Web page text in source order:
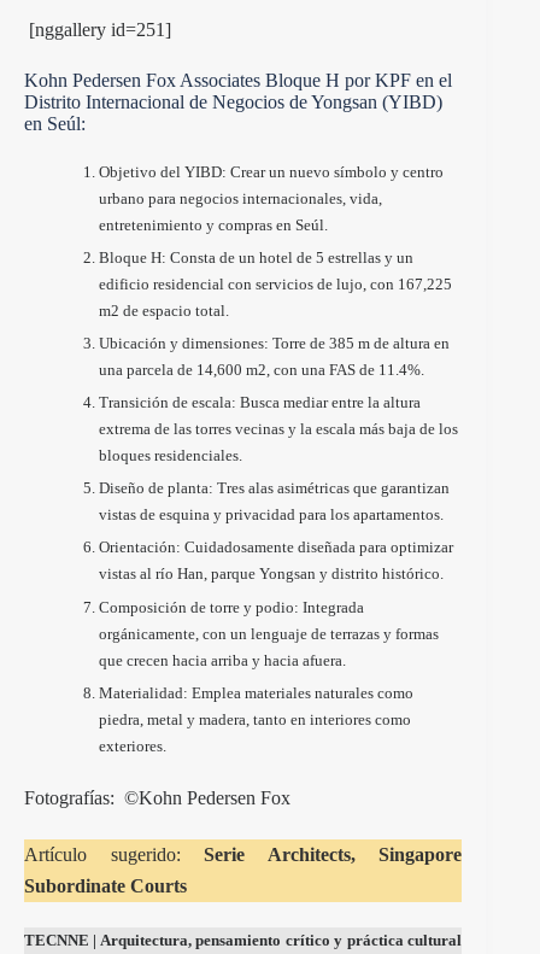
[nggallery id=251]
Kohn Pedersen Fox Associates Bloque H por KPF en el
Distrito Internacional de Negocios de Yongsan (YIBD)
en Seúl:
Objetivo del YIBD: Crear un nuevo símbolo y centro
urbano para negocios internacionales, vida,
entretenimiento y compras en Seúl.
Bloque H: Consta de un hotel de 5 estrellas y un
edificio residencial con servicios de lujo, con 167,225
m2 de espacio total.
Ubicación y dimensiones: Torre de 385 m de altura en
una parcela de 14,600 m2, con una FAS de 11.4%.
Transición de escala: Busca mediar entre la altura
extrema de las torres vecinas y la escala más baja de los
bloques residenciales.
Diseño de planta: Tres alas asimétricas que garantizan
vistas de esquina y privacidad para los apartamentos.
Orientación: Cuidadosamente diseñada para optimizar
vistas al río Han, parque Yongsan y distrito histórico.
Composición de torre y podio: Integrada
orgánicamente, con un lenguaje de terrazas y formas
que crecen hacia arriba y hacia afuera.
Materialidad: Emplea materiales naturales como
piedra, metal y madera, tanto en interiores como
exteriores.
Fotografías: ©Kohn Pedersen Fox
Artículo sugerido:Serie Architects, Singapore
Subordinate Courts
TECNNE | Arquitectura, pensamiento crítico y práctica cultural